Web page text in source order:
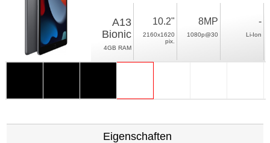
A13
Bionic
4GB RAM
10.2"
2160x1620
pix.
8MP
1080p@30
-
Li-Ion
Eigenschaften